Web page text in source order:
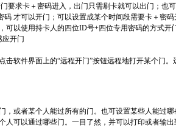
要求卡＋密码进入，出门只需刷卡就可以出门；也
码 才可以开门；可以设置成某个时间段需要卡＋密
可以使用持卡人的四位ID号+四位专用密码的方式开
开门
击软件界面上的“远程开门”按钮远程地打开某个门。
，或者某个人能过所有的门。也可设置某些人能过
人可以通过哪些门。一目了然，并可以打印或者输出